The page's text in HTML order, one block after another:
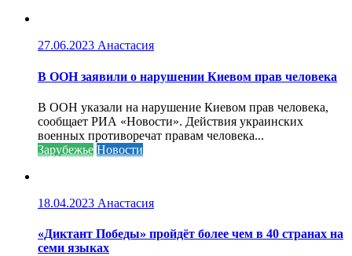
27.06.2023 Анастасия
В ООН заявили о нарушении Киевом прав человека
В ООН указали на нарушение Киевом прав человека,
сообщает РИА «Новости». Действия украинских
военных противоречат правам человека...
Зарубежье Новости
18.04.2023 Анастасия
«Диктант Победы» пройдёт более чем в 40 странах на
семи языках